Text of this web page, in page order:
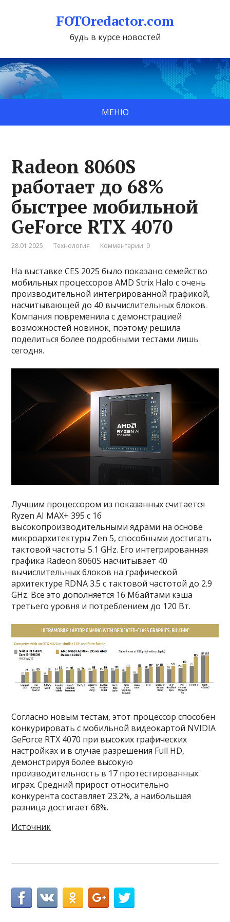
FOTOredactor.com
будь в курсе новостей
МЕНЮ
Radeon 8060S
работает до 68%
быстрее мобильной
GeForce RTX 4070
28.01.2025 Технология Комментарии: 0
На выставке CES 2025 было показано семейство
мобильных процессоров AMD Strix Halo с очень
производительной интегрированной графикой,
насчитывающей до 40 вычислительных блоков.
Компания повременила с демонстрацией
возможностей новинок, поэтому решила
поделиться более подробными тестами лишь
сегодня.
Лучшим процессором из показанных считается
Ryzen AI MAX+ 395 с 16
высокопроизводительными ядрами на основе
микроархитектуры Zen 5, способными достигать
тактовой частоты 5.1 GHz. Его интегрированная
графика Radeon 8060S насчитывает 40
вычислительных блоков на графической
архитектуре RDNA 3.5 с тактовой частотой до 2.9
GHz. Все это дополняется 16 Мбайтами кэша
третьего уровня и потреблением до 120 Вт.
Согласно новым тестам, этот процессор способен
конкурировать с мобильной видеокартой NVIDIA
GeForce RTX 4070 при высоких графических
настройках и в случае разрешения Full HD,
демонстрируя более высокую
производительность в 17 протестированных
играх. Средний прирост относительно
конкурента составляет 23.2%, а наибольшая
разница достигает 68%.
Источник